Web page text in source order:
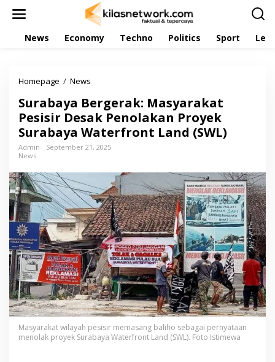
News Economy Techno Politics Sport
Homepage / News
r
a
b
a
y
r
g
e
r
a
k
:
M
a
s
y
a
r
a
Surabaya Bergerak: Masyarakat
Pesisir Desak Penolakan Proyek
Surabaya Waterfront Land (SWL)
Admin
September 21, 2025
News
Masyarakat wilayah pesisir memasang baliho sebagai pernyataan
menolak proyek Surabaya Waterfront Land (SWL). Foto Istimewa